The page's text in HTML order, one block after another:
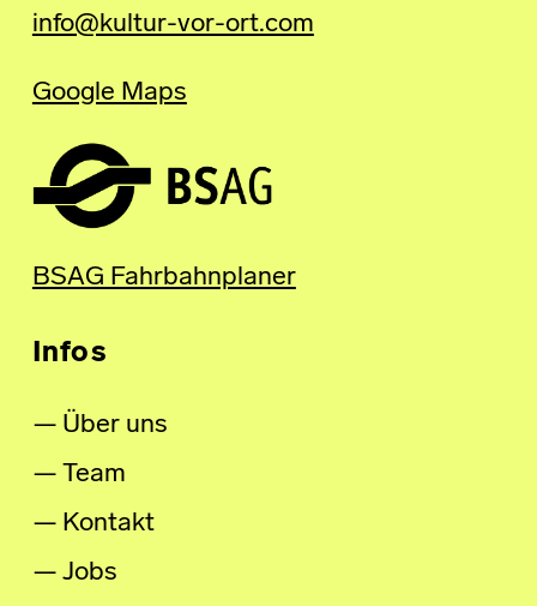
info@kultur-vor-ort.com
Google Maps
BSAG Fahrbahnplaner
Infos
Über uns
Team
Kontakt
Jobs